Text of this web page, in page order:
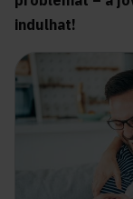
indulhat!